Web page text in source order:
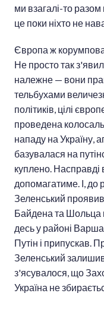
ми взагалі-то
це поки ніхто не
Європа ж
Не просто так
належне — вони
тельбухами
політиків, цілі
проведена
нападу на Україну,
базувалася на
куплено. Насправді
допомагатиме. І, до
Зеленський
Байдена та Шольца
десь у районі
Путін і припускав.
Зеленський
з'ясувалося, що
Україна не